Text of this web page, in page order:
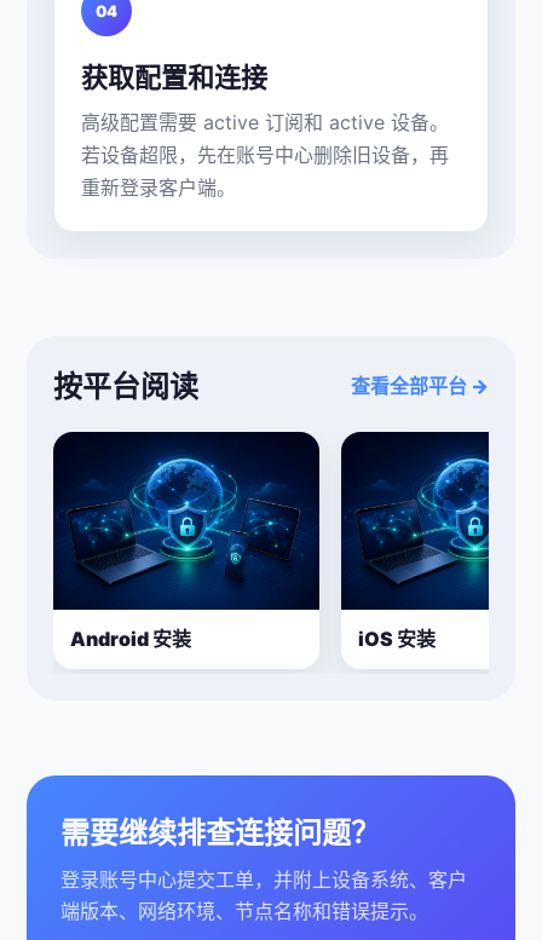
04
获取配置和连接
高级配置需要 active 订阅和 active 设备。
若设备超限，先在账号中心删除旧设备，再
重新登录客户端。
按平台阅读 查看全部平台 →
Android 安装 iOS 安装
需要继续排查连接问题？
登录账号中心提交工单，并附上设备系统、客户
端版本、网络环境、节点名称和错误提示。